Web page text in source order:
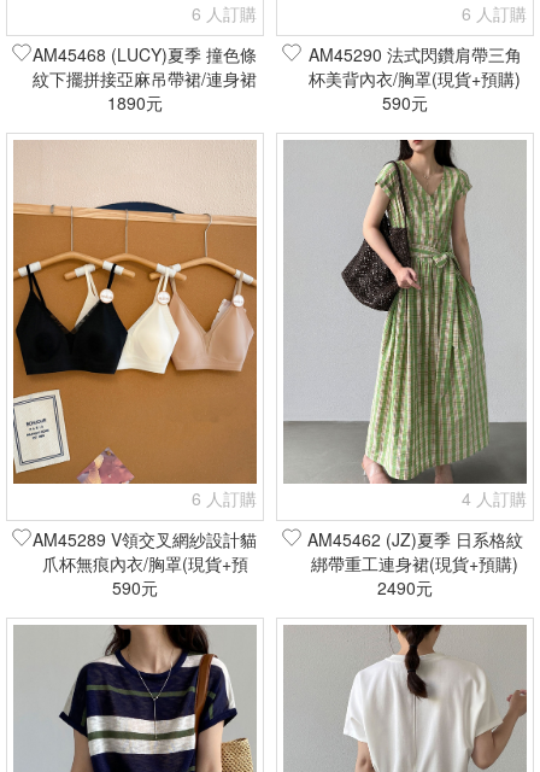
6 人訂購
AM45468 (LUCY)夏季 撞色條
紋下擺拼接亞麻吊帶裙/連身裙
(現貨+預購)
1890元
6 人訂購
AM45290 法式閃鑽肩帶三角
杯美背內衣/胸罩(現貨+預購)
590元
6 人訂購
AM45289 V領交叉網紗設計貓
爪杯無痕內衣/胸罩(現貨+預
購)
590元
4 人訂購
AM45462 (JZ)夏季 日系格紋
綁帶重工連身裙(現貨+預購)
2490元